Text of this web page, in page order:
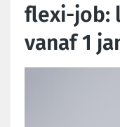
flexi-job:
vanaf 1